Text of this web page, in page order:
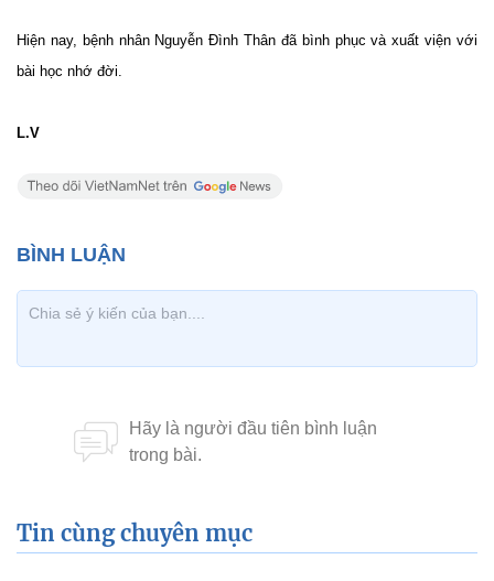
Hiện nay, bệnh nhân Nguyễn Đình Thân đã bình phục và xuất viện với
bài học nhớ đời.
L.V
Tin cùng chuyên mục